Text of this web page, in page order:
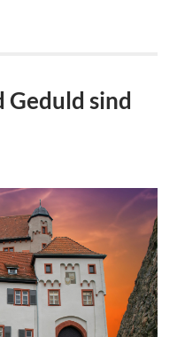
Geduld sind